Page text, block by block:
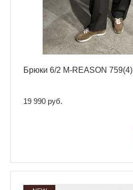
Брюки 6/2 M-REASON 759(4)
19 990 руб.